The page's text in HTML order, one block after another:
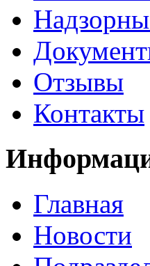
Отзывы
Контакты
Главная
Новости